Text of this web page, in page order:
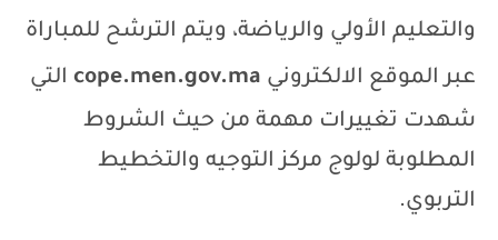
والتعليم الأولي والرياضة، ويتم الترشح للمباراة
عبر الموقع الالكتروني cope.men.gov.ma التي
شهدت تغييرات مهمة من حيث الشروط
المطلوبة لولوج مركز التوجيه والتخطيط
التربوي.